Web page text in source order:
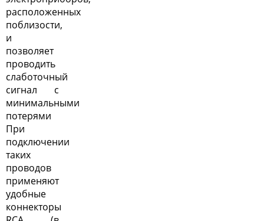
расположенных
поблизости,
и
позволяет
проводить
слаботочный
сигнал с
минимальными
потерями
При
подключении
таких
проводов
применяют
удобные
коннекторы